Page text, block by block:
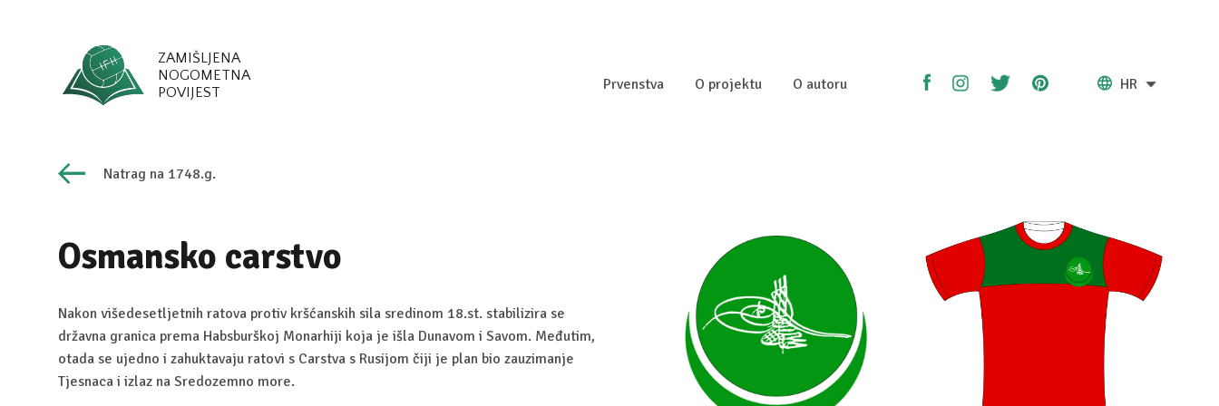
ZAMIŠLJENA
NOGOMETNA
POVIJEST
Prvenstva O projektu O autoru HR
Natrag na 1748.g.
Osmansko carstvo
Nakon višedesetljetnih ratova protiv kršćanskih sila sredinom 18.st. stabilizira se
državna granica prema Habsburškoj Monarhiji koja je išla Dunavom i Savom. Međutim,
otada se ujedno i zahuktavaju ratovi s Carstva s Rusijom čiji je plan bio zauzimanje
Tjesnaca i izlaz na Sredozemno more.